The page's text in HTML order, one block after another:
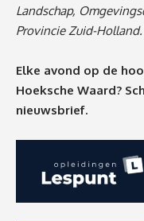
Landschap,
Provincie Zuid-Holland.
Elke avond op de
Hoeksche Waard?
nieuwsbrief.